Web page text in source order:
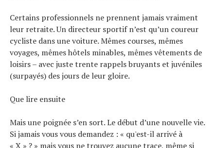
Certains professionnels ne prennent jamais vraiment
leur retraite. Un directeur sportif n’est qu’un coureur
cycliste dans une voiture. Mêmes courses, mêmes
voyages, mêmes hôtels minables, mêmes vêtements de
loisirs – avec juste trente rappels bruyants et juvéniles
(surpayés) des jours de leur gloire.
Que lire ensuite
Mais une poignée s’en sort. Le début d’une nouvelle vie.
Si jamais vous vous demandez : « qu'est-il arrivé à
« X » ? » mais vous ne trouvez aucune trace, même si